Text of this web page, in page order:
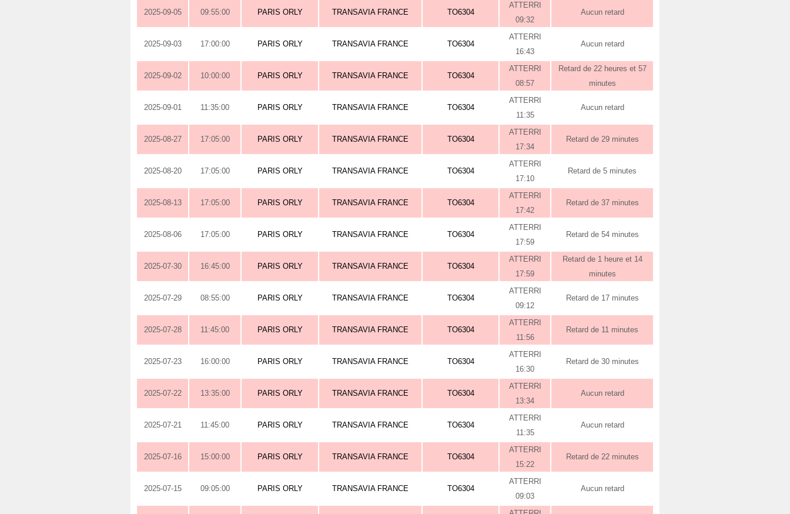
2025-09-05 09:55:00 PARIS ORLY TRANSAVIA FRANCE TO6304
ATTERRI
09:32
Aucun retard
2025-09-03 17:00:00 PARIS ORLY TRANSAVIA FRANCE TO6304
ATTERRI
16:43
Aucun retard
2025-09-02 10:00:00 PARIS ORLY TRANSAVIA FRANCE TO6304
ATTERRI
08:57
Retard de 22 heures et 57
minutes
2025-09-01 11:35:00 PARIS ORLY TRANSAVIA FRANCE TO6304
ATTERRI
11:35
Aucun retard
2025-08-27 17:05:00 PARIS ORLY TRANSAVIA FRANCE TO6304
ATTERRI
17:34
Retard de 29 minutes
2025-08-20 17:05:00 PARIS ORLY TRANSAVIA FRANCE TO6304
ATTERRI
17:10
Retard de 5 minutes
2025-08-13 17:05:00 PARIS ORLY TRANSAVIA FRANCE TO6304
ATTERRI
17:42
Retard de 37 minutes
2025-08-06 17:05:00 PARIS ORLY TRANSAVIA FRANCE TO6304
ATTERRI
17:59
Retard de 54 minutes
2025-07-30 16:45:00 PARIS ORLY TRANSAVIA FRANCE TO6304
ATTERRI
17:59
Retard de 1 heure et 14
minutes
2025-07-29 08:55:00 PARIS ORLY TRANSAVIA FRANCE TO6304
ATTERRI
09:12
Retard de 17 minutes
2025-07-28 11:45:00 PARIS ORLY TRANSAVIA FRANCE TO6304
ATTERRI
11:56
Retard de 11 minutes
2025-07-23 16:00:00 PARIS ORLY TRANSAVIA FRANCE TO6304
ATTERRI
16:30
Retard de 30 minutes
2025-07-22 13:35:00 PARIS ORLY TRANSAVIA FRANCE TO6304
ATTERRI
13:34
Aucun retard
2025-07-21 11:45:00 PARIS ORLY TRANSAVIA FRANCE TO6304
ATTERRI
11:35
Aucun retard
2025-07-16 15:00:00 PARIS ORLY TRANSAVIA FRANCE TO6304
ATTERRI
15:22
Retard de 22 minutes
2025-07-15 09:05:00 PARIS ORLY TRANSAVIA FRANCE TO6304
ATTERRI
09:03
Aucun retard